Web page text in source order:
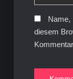
Name,
diesem